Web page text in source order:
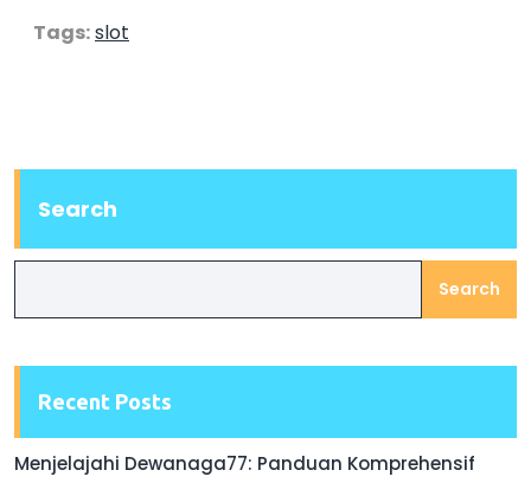
Tags:slot
Search
Search
Recent Posts
Menjelajahi Dewanaga77: Panduan Komprehensif